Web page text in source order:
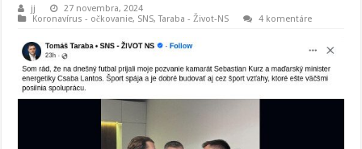
jj
27 novembra, 2024
Koronavírus - očkovanie, SNS,Taraba - Život-NS 4 komentáre